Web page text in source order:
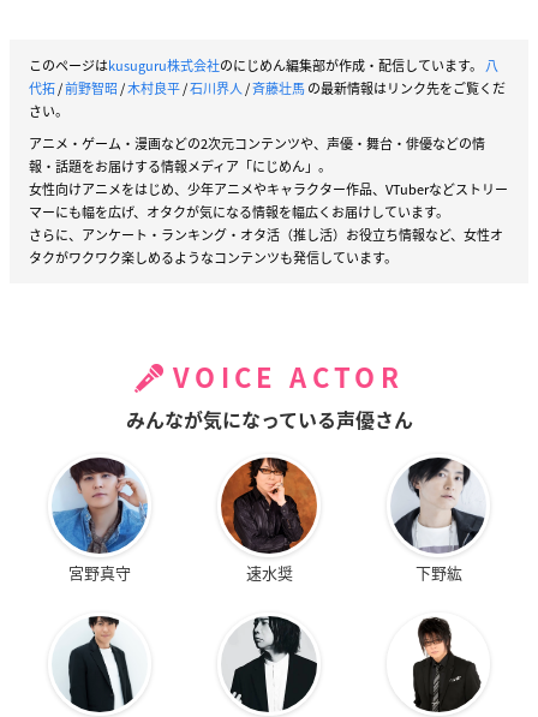
このページはkusuguru株式会社のにじめん編集部が作成・配信しています。 八
代拓/前野智昭/木村良平/石川界人/斉藤壮馬の最新情報はリンク先をご覧くだ
さい。
アニメ・ゲーム・漫画などの2次元コンテンツや、声優・舞台・俳優などの情
報・話題をお届けする情報メディア「にじめん」。
女性向けアニメをはじめ、少年アニメやキャラクター作品、VTuberなどストリー
マーにも幅を広げ、オタクが気になる情報を幅広くお届けしています。
さらに、アンケート・ランキング・オタ活（推し活）お役立ち情報など、女性オ
タクがワクワク楽しめるようなコンテンツも発信しています。
VOICE ACTOR
みんなが気になっている声優さん
宮野真守 速水奨 下野紘